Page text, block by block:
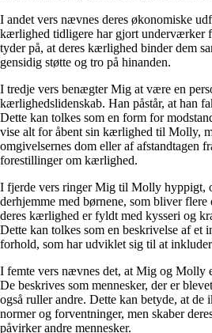
I andet vers nævnes deres økonomiske
kærlighed tidligere har gjort underværker
tyder på, at deres kærlighed binder dem
gensidig støtte og tro på hinanden.
I tredje vers benægter Mig at være en
kærlighedslidenskab. Han påstår, at han
Dette kan tolkes som en form for
vise alt for åbent sin kærlighed til Molly,
omgivelsernes dom eller af afstandtagen
forestillinger om kærlighed.
I fjerde vers ringer Mig til Molly hyppigt,
derhjemme med børnene, som bliver flere
deres kærlighed er fyldt med kysseri og
Dette kan tolkes som en beskrivelse af et
forhold, som har udviklet sig til at
I femte vers nævnes det, at Mig og Molly
De beskrives som mennesker, der er
også ruller andre. Dette kan betyde, at de
normer og forventninger, men skaber
påvirker andre mennesker.